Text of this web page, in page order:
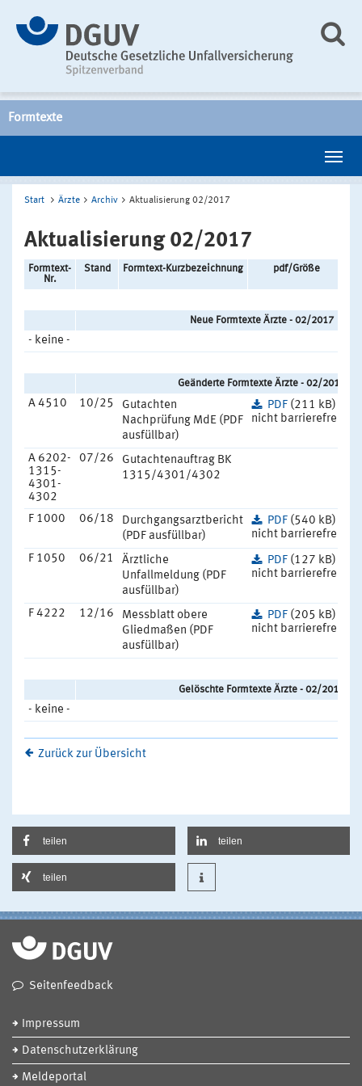
Formtexte
Start Ärzte Archiv Aktualisierung 02/2017
Aktualisierung 02/2017
Formtext-
Nr.
Stand Formtext-Kurzbezeichnung pdf/Größe
Neue Formtexte Ärzte - 02/2017
- keine -
Geänderte Formtexte Ärzte - 02/2017
A 4510 10/25
Gutachten
Nachprüfung MdE (PDF
ausfüllbar)
PDF (211 kB)
nicht barrierefrei
A 6202-
1315-
4301-
4302
07/26
Gutachtenauftrag BK
1315/4301/4302
F 1000 06/18
Durchgangsarztbericht
(PDF ausfüllbar)
PDF (540 kB)
nicht barrierefrei
F 1050
06/21
Ärztliche
Unfallmeldung (PDF
ausfüllbar)
PDF (127 kB)
nicht barrierefrei
F 4222 12/16
Messblatt obere
Gliedmaßen (PDF
ausfüllbar)
PDF (205 kB)
nicht barrierefrei
Gelöschte Formtexte Ärzte - 02/2017
- keine -
Zurück zur Übersicht
teilen teilen
teilen
Seitenfeedback
Impressum
Datenschutzerklärung
Meldeportal